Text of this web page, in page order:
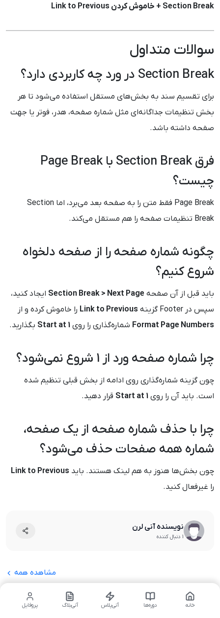
Section Break + خاموش کردن Link to Previous
سوالات متداول
Section Break در ورد چه کاربردی دارد؟
برای تقسیم سند به بخش‌های مستقل استفاده می‌شود تا هر
بخش تنظیمات جداگانه‌ای مثل شماره صفحه، هدر، فوتر یا جهت
صفحه داشته باشد.
فرق Section Break با Page Break
چیست؟
Page Break فقط متن را به صفحه بعد می‌برد، اما Section
Break تنظیمات صفحه را هم مستقل می‌کند.
چگونه شماره صفحه را از صفحه دلخواه
شروع کنیم؟
باید قبل از آن صفحه Section Break > Next Page ایجاد کنید،
سپس در Footer گزینه
Link to Previous را خاموش کرده و از
Format Page Numbers شماره‌گذاری را روی Start at 1 بگذارید.
چرا شماره صفحه ورد از 1 شروع نمی‌شود؟
چون گزینه شماره‌گذاری روی ادامه از بخش قبلی تنظیم شده
است. باید آن را روی Start at 1 قرار دهید.
چرا با حذف شماره صفحه از یک صفحه،
شماره همه صفحات حذف می‌شود؟
چون بخش‌ها هنوز به هم لینک هستند. باید Link to Previous
را غیرفعال کنید.
نویسنده آنی لرن
1 دنبال کننده
مشاهده همه
نظرات
خانه دوره‌ها آنی‌پلاس آنی‌بلاگ پروفایل